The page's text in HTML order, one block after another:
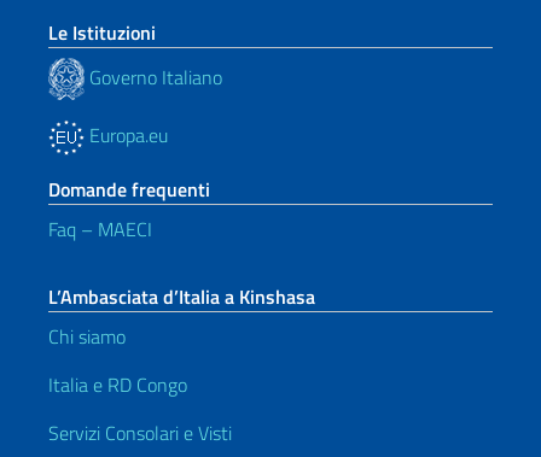
Le Istituzioni
Governo Italiano
Europa.eu
Domande frequenti
Faq – MAECI
L’Ambasciata d’Italia a Kinshasa
Chi siamo
Italia e RD Congo
Servizi Consolari e Visti